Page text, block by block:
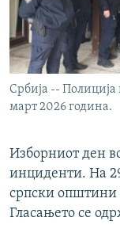
Србија -- Полиција
март 2026 година.
Изборниот ден
инциденти. На
српски општини
Гласањето се